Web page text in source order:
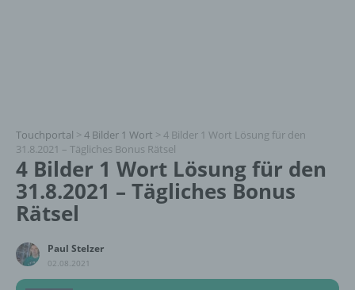
Touchportal > 4 Bilder 1 Wort > 4 Bilder 1 Wort Lösung für den
31.8.2021 – Tägliches Bonus Rätsel
4 Bilder 1 Wort Lösung für den
31.8.2021 – Tägliches Bonus
Rätsel
Paul Stelzer
02.08.2021